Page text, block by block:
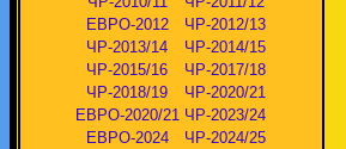
ЕВРО-2012
ЧР-2012/13
ЧР-2013/14
ЧР-2014/15
ЧР-2015/16
ЧР-2017/18
ЧР-2018/19
ЧР-2020/21
ЕВРО-2020/21 ЧР-2023/24
ЕВРО-2024
ЧР-2024/25